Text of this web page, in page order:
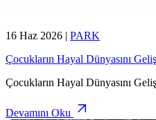
16 Haz 2026 | PARK
Çocukların Hayal Dünyasını
Çocukların Hayal Dünyasını
Devamını Oku